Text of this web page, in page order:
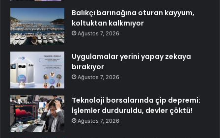
Balıkçı barınağına oturan kayyum,
koltuktan kalkmıyor
Ağustos 7, 2026
Uygulamalar yerini yapay zekaya
bırakıyor
Ağustos 7, 2026
Teknoloji borsalarında çip depremi:
İşlemler durduruldu, devler çöktü!
Ağustos 7, 2026